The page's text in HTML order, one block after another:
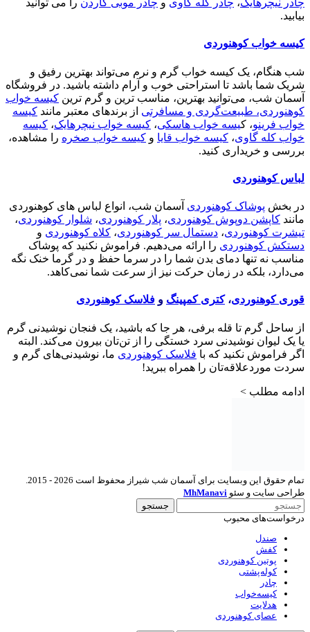
چادر نیچرهایک، چادر کله گاوی و چادر موبی گاردن را می توانید
بیابید.
کیسه خواب کوهنوردی
شب هنگام، یک کیسه خواب گرم و نرم می‌تواند بهترین رفیق و
شریک شما باشد تا استراحتی خوب و آرام داشته باشید. در فروشگاه
آسمان شب، می‌توانید بهترین، مناسب ترین و گرم ترین کیسه خواب
کوهنوردی، طبیعت‌گردی و مسافرتی از برندهای معتبر مانند کیسه
خواب فرینو، کیسه خواب هاسکی، کیسه خواب نیچرهایک، کیسه
خواب کله گاوی، کیسه خواب قایا و کیسه خواب صخره را مشاهده،
بررسی و خریداری کنید.
لباس کوهنوردی
در بخش پوشاک کوهنوردی آسمان شب، انواع لباس های کوهنوردی
مانند کاپشن دوپوش کوهنوردی، پلار کوهنوردی، شلوار کوهنوردی،
تیشرت کوهنوردی، دستمال سر کوهنوردی، کلاه کوهنوردی و
دستکش کوهنوردی را ارائه می‌دهیم. فراموش نکنید که پوشاک
مناسب نه تنها دمای بدن شما را در سرما حفظ و در گرما خنک نگه
می‌دارد، بلکه در زمان حرکت نیز از سرعت شما نمی‌کاهد.
قوری کوهنوردی، کتری کمپینگ و فلاسک کوهنوردی
از ساحل گرم تا قله برفی، هر جا که باشید، یک فنجان نوشیدنی گرم
یا یک لیوان نوشیدنی سرد خستگی را از تن‌تان بیرون می‌کند. البته
اگر فراموش نکنید که با فلاسک کوهنوردی ما، نوشیدنی‌های گرم و
سردت موردعلاقه‌تان را همراه ببرید!
ادامه مطلب >
طراحی سایت و سئو MhManavi
جستجو
درخواست‌های محبوب
صندل
کفش
پوتین کوهنوردی
کوله‌پشتی
چادر
کیسه‌خواب
هدلایت
عصای کوهنوردی